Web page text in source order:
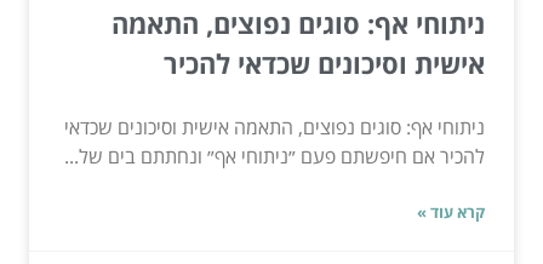
ניתוחי אף: סוגים נפוצים, התאמה
אישית וסיכונים שכדאי להכיר
ניתוחי אף: סוגים נפוצים, התאמה אישית וסיכונים שכדאי
להכיר אם חיפשתם פעם ״ניתוחי אף״ ונחתתם בים של...
קרא עוד »